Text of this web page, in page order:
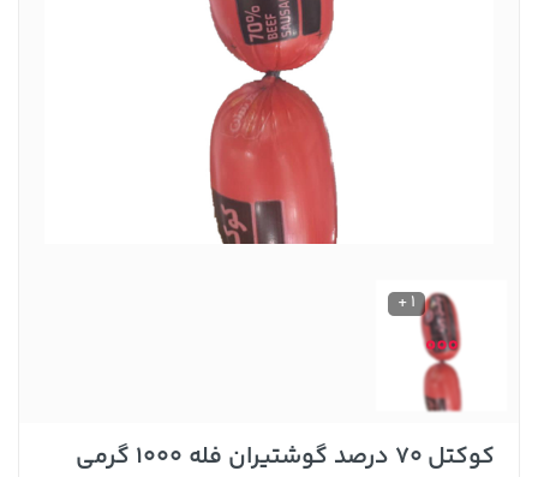
1 +
کوکتل 70 درصد گوشتیران فله 1000 گرمی